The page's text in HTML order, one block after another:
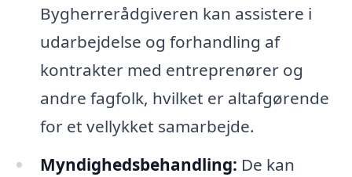
Bygherrerådgiveren kan assistere i
udarbejdelse og forhandling af
kontrakter med entreprenører og
andre fagfolk, hvilket er altafgørende
for et vellykket samarbejde.
Myndighedsbehandling: De kan